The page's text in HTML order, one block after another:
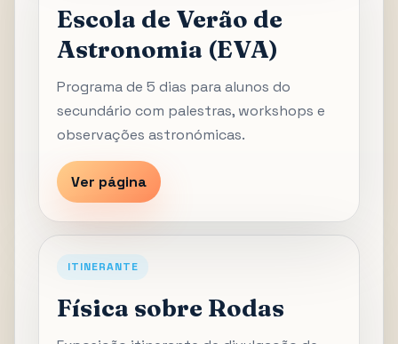
Escola de Verão de
Astronomia (EVA)
Programa de 5 dias para alunos do
secundário com palestras, workshops e
observações astronómicas.
Ver página
ITINERANTE
Física sobre Rodas